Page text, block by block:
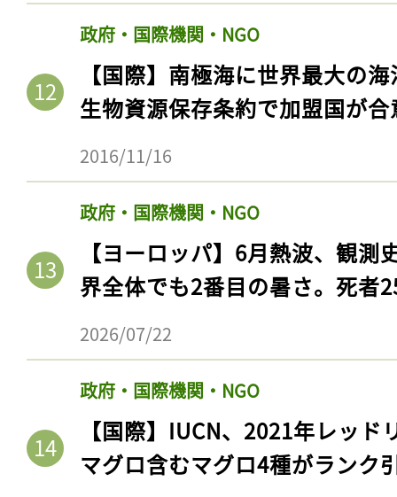
政府・国際機関・NGO
【国際】南極海に世界最大の
生物資源保存条約で加盟国が合
2016/11/16
政府・国際機関・NGO
【ヨーロッパ】6月熱波、観
界全体でも2番目の暑さ。死者
2026/07/22
政府・国際機関・NGO
【国際】IUCN、2021年レッ
マグロ含むマグロ4種がランク